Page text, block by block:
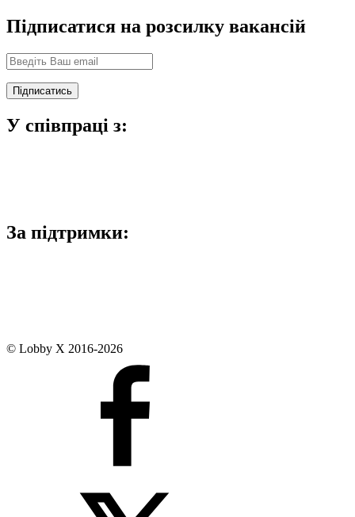
Підписатися на розсилку вакансій
У співпраці з:
За підтримки:
© Lobby X 2016-2026